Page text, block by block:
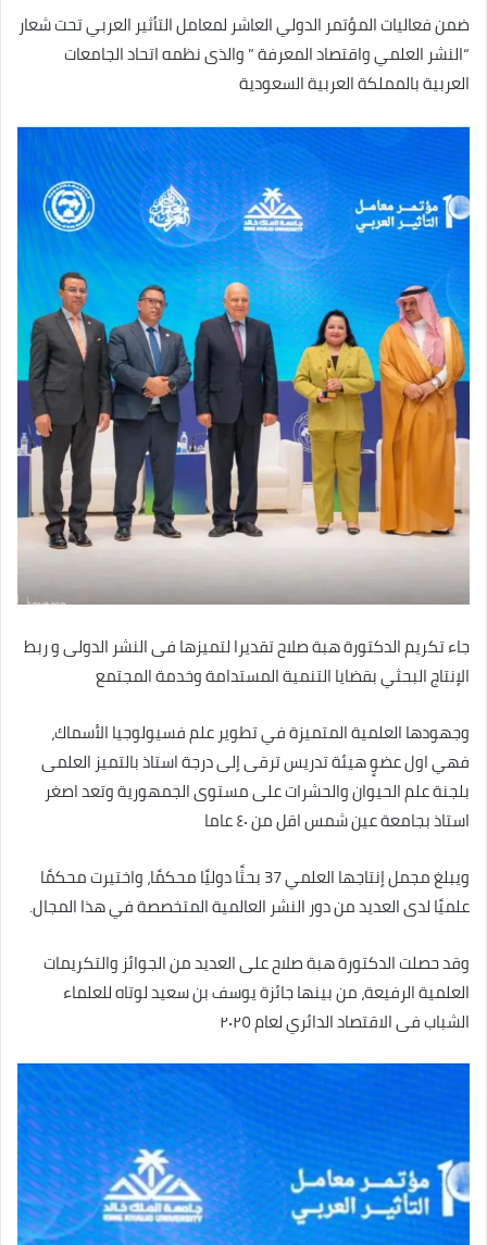
ضمن فعاليات المؤتمر الدولي العاشر لمعامل التأثير العربي تحت شعار
“النشر العلمي واقتصاد المعرفة ” والذى نظمه اتحاد الجامعات
العربية بالمملكة العربية السعودية
جاء تكريم الدكتورة هبة صلاح تقديرا لتميزها فى النشر الدولى و ربط
الإنتاج البحثي بقضايا التنمية المستدامة وخدمة المجتمع
وجهودها العلمية المتميزة في تطوير علم فسيولوجيا الأسماك،
فهي اول عضوٍ هيئة تدريس ترقى إلى درجة استاذ بالتميز العلمى
بلجنة علم الحيوان والحشرات على مستوى الجمهورية وتعد اصغر
استاذ بجامعة عين شمس اقل من ٤٠ عاما
ويبلغ مجمل إنتاجها العلمي 37 بحثًا دوليًا محكمًا، واختيرت محكمًا
علميًا لدى العديد من دور النشر العالمية المتخصصة في هذا المجال.
وقد حصلت الدكتورة هبة صلاح على العديد من الجوائز والتكريمات
العلمية الرفيعة، من بينها جائزة يوسف بن سعيد لوتاه للعلماء
الشباب فى الاقتصاد الدائري لعام ٢٠٢٥